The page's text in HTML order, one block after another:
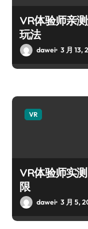
VR体验师亲
玩法
dawei 3 月 13,
VR
VR体验师实
限
dawei 3 月 5,